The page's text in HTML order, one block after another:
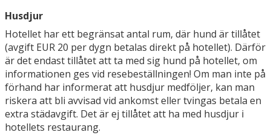
Husdjur
Hotellet har ett begränsat antal rum, där hund är tillåtet
(avgift EUR 20 per dygn betalas direkt på hotellet). Därför
är det endast tillåtet att ta med sig hund på hotellet, om
informationen ges vid resebeställningen! Om man inte på
förhand har informerat att husdjur medföljer, kan man
riskera att bli avvisad vid ankomst eller tvingas betala en
extra städavgift. Det är ej tillåtet att ha med husdjur i
hotellets restaurang.